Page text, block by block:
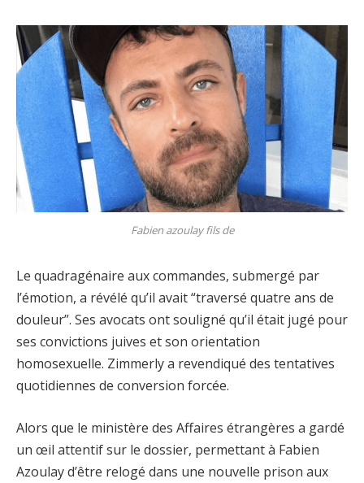
Fabien azoulay fils de
Le quadragénaire aux commandes, submergé par
l’émotion, a révélé qu’il avait “traversé quatre ans de
douleur”. Ses avocats ont souligné qu’il était jugé pour
ses convictions juives et son orientation
homosexuelle. Zimmerly a revendiqué des tentatives
quotidiennes de conversion forcée.
Alors que le ministère des Affaires étrangères a gardé
un œil attentif sur le dossier, permettant à Fabien
Azoulay d’être relogé dans une nouvelle prison aux